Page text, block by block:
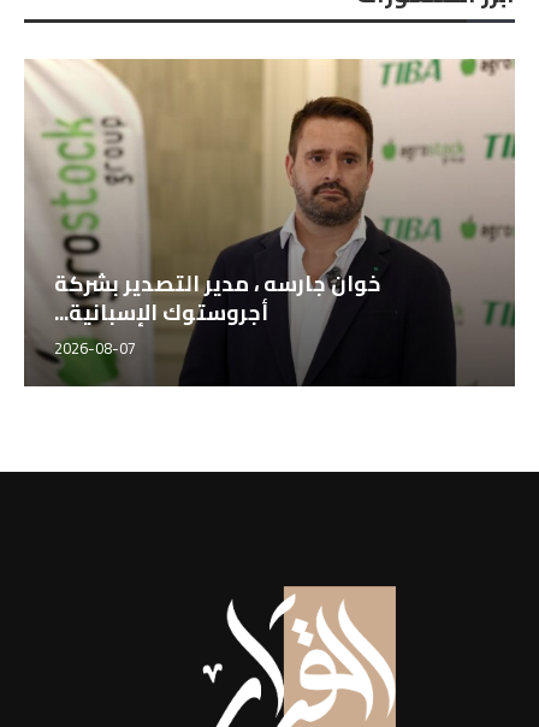
خوان جارسه ، مدير التصدير بشركة
أجروستوك الإسبانية...
2026-08-07